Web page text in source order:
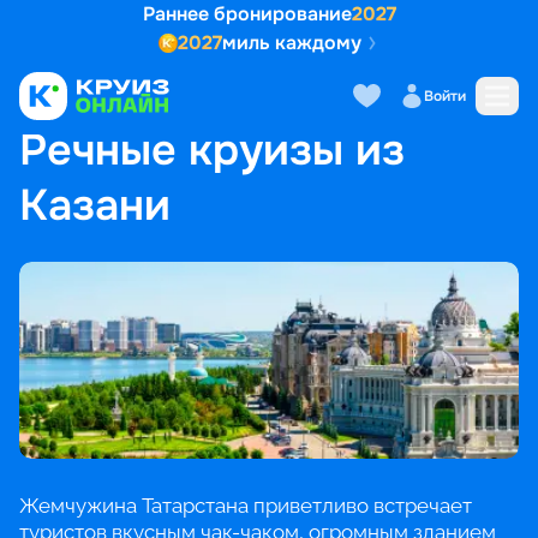
Раннее бронирование2027
2027миль каждому
Войти
ГЛАВНАЯ • ПОПУЛЯРНЫЕ НАПРАВЛЕНИЯ РЕЧНЫЕ КРУИЗЫ ИЗ КАЗАНИ
Речные круизы из
Казани
Жемчужина Татарстана приветливо встречает
туристов вкусным чак-чаком, огромным зданием